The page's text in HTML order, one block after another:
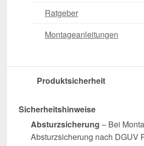
Ratgeber
Montageanleitungen
Produktsicherheit
Sicherheitshinweise
Absturzsicherung – Bei
Absturzsicherung nach DGUV